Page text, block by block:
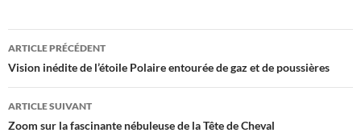
Navigation
des
articles
ARTICLE PRÉCÉDENT
Vision inédite de l’étoile Polaire entourée de gaz et de poussières
ARTICLE SUIVANT
Zoom sur la fascinante nébuleuse de la Tête de Cheval